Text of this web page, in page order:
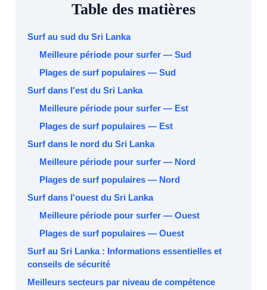
Table des matières
Surf au sud du Sri Lanka
Meilleure période pour surfer — Sud
Plages de surf populaires — Sud
Surf dans l'est du Sri Lanka
Meilleure période pour surfer — Est
Plages de surf populaires — Est
Surf dans le nord du Sri Lanka
Meilleure période pour surfer — Nord
Plages de surf populaires — Nord
Surf dans l'ouest du Sri Lanka
Meilleure période pour surfer — Ouest
Plages de surf populaires — Ouest
Surf au Sri Lanka : Informations essentielles et
conseils de sécurité
Meilleurs secteurs par niveau de compétence